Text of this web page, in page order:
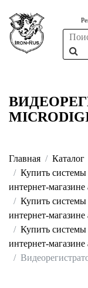
Главная
Каталог
Купить системы
интернет-
Купить системы
интернет-
Купить системы
интернет-